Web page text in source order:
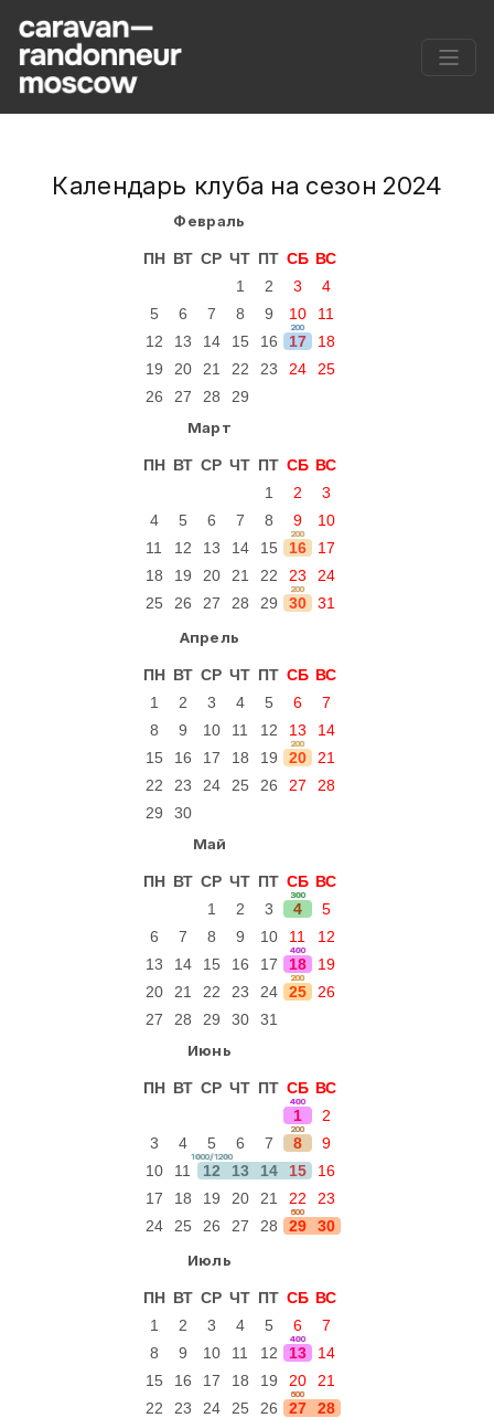
Календарь клуба на сезон 2024
Февраль
ПН ВТ СР ЧТ ПТ СБ ВС
1
2 3
4
5
6 7 8 9 10
11
12
13 14 15 16 17
200
18
19
20 21 22 23 24
25
26
27 28 29
Март
ПН ВТ СР ЧТ ПТ СБ ВС
1
2
3
4
5 6 7 8 9
10
11
12 13 14 15 16
200
17
18
19 20 21 22 23
24
25
26 27 28 29 30
200
31
Апрель
ПН ВТ СР ЧТ ПТ СБ ВС
1
2 3 4 5 6
7
8
9 10 11 12 13
14
15
16 17 18 19 20
200
21
22
23 24 25 26 27
28
29
30
Май
ПН ВТ СР ЧТ ПТ СБ ВС
1
2 3 4
300
5
6
7 8 9 10 11
12
13
14 15 16 17 18
400
19
20
21 22 23 24 25
200
26
27
28 29 30 31
Июнь
ПН ВТ СР ЧТ ПТ СБ ВС
1
400
2
3
4 5 6 7 8
200
9
10
11 12
1000/1200
13 14 15
16
17
18 19 20 21 22
23
24
25 26 27 28 29
600
30
Июль
ПН ВТ СР ЧТ ПТ СБ ВС
1
2 3 4 5 6
7
8
9 10 11 12 13
400
14
15
16 17 18 19 20
21
22
23 24 25 26 27
600
28